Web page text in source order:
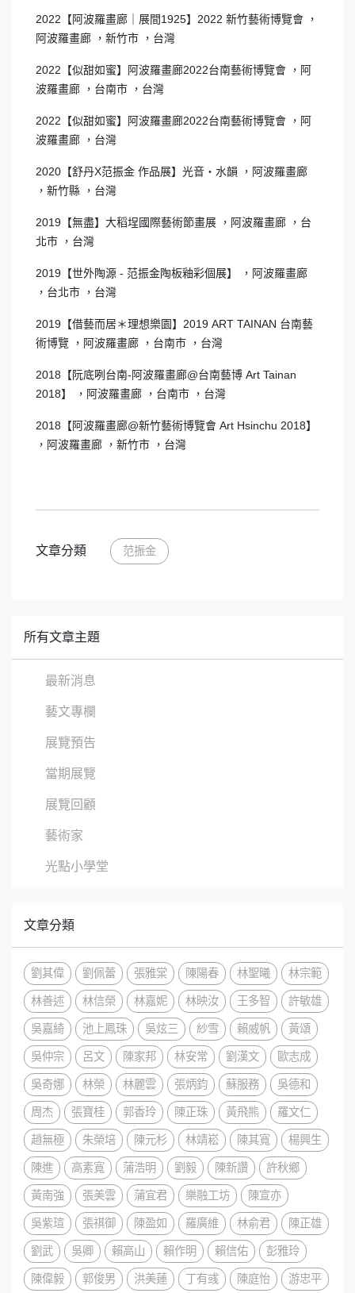
2022【阿波羅畫廊｜展間1925】2022 新竹藝術博覽會 ，
阿波羅畫廊 ，新竹市 ，台灣
2022【似甜如蜜】阿波羅畫廊2022台南藝術博覽會 ，阿
波羅畫廊 ，台南市 ，台灣
2022【似甜如蜜】阿波羅畫廊2022台南藝術博覽會 ，阿
波羅畫廊 ，台灣
2020【舒丹X范振金 作品展】光音‧水韻 ，阿波羅畫廊
，新竹縣 ，台灣
2019【無盡】大稻埕國際藝術節畫展 ，阿波羅畫廊 ，台
北市 ，台灣
2019【世外陶源 - 范振金陶板釉彩個展】 ，阿波羅畫廊
，台北市 ，台灣
2019【借藝而居＊理想樂園】2019 ART TAINAN 台南藝
術博覽 ，阿波羅畫廊 ，台南市 ，台灣
2018【阮底咧台南-阿波羅畫廊@台南藝博 Art Tainan
2018】 ，阿波羅畫廊 ，台南市 ，台灣
2018【阿波羅畫廊@新竹藝術博覽會 Art Hsinchu 2018】
，阿波羅畫廊 ，新竹市 ，台灣
文章分類 范振金
所有文章主題
最新消息
藝文專欄
展覽預告
當期展覽
展覽回顧
藝術家
光點小學堂
文章分類
劉其偉 劉佩蕾 張雅棠 陳陽春 林聖曦
林宗範
林善述
林信榮 林嘉妮 林映汝 王多智
許敏雄
吳嘉綺
池上鳳珠 吳炫三 紗雪 賴威帆
黃頌
吳仲宗
呂文 陳家邦 林安常 劉漢文
歐志成
吳奇娜
林榮 林麗雲 張炳鈞 蘇服務
吳德和
周杰
張寶桂 郭香玲 陳正珠 黃飛熊
羅文仁
趙無極
朱榮培 陳元杉 林靖崧 陳其寬
楊興生
陳進
高素寬 蒲浩明 劉毅 陳新讚
許秋鄉
黃南強
張美雲 蒲宜君 樂融工坊
陳宣亦
吳紫瑄
張祺御 陳盈如 羅廣維 林俞君
陳正雄
劉武
吳卿 賴高山 賴作明 賴信佑
彭雅玲
陳偉毅
郭俊男 洪美蓮 丁有彧 陳庭怡
游忠平